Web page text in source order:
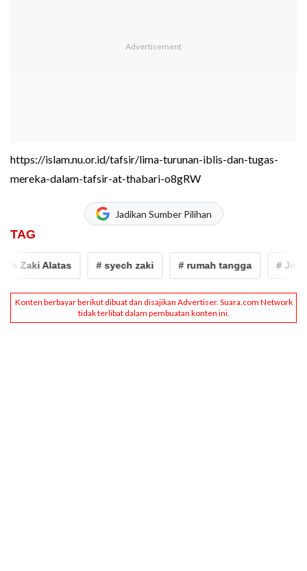
https://islam.nu.or.id/tafsir/lima-turunan-iblis-dan-tugas-
mereka-dalam-tafsir-at-thabari-o8gRW
Jadikan Sumber Pilihan
TAG
Zaki Alatas # syech zaki # rumah tangga # Jin